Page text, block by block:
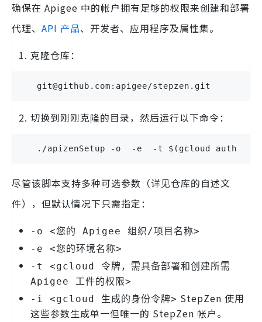
确保在 Apigee 中的帐户拥有足够的权限来创建和部署
代理、 API 产品、开发者、应用程序及属性集。
克隆仓库：
   git@github.com:apigee/stepzen.git
切换到刚刚克隆的目录，然后运行以下命令：
./apizenSetup -o  -e  -t $(gcloud auth
尽管该脚本支持多种可选参数（详见仓库的自述文
件），但默认情况下只需指定：
-o <您的 Apigee 组织/项目名称>
-e <您的环境名称>
-t <gcloud 令牌，需具备部署和创建所需
Apigee 工件的权限>
-i <gcloud 生成的身份令牌> StepZen 使用
这些参数生成单一但唯一的 StepZen 帐户。